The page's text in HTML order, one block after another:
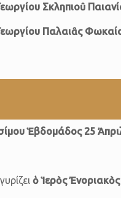
Σκληπιοῦ
Παλαιᾶς
Ἑβδομάδος 25
ὁ Ἱερὸς